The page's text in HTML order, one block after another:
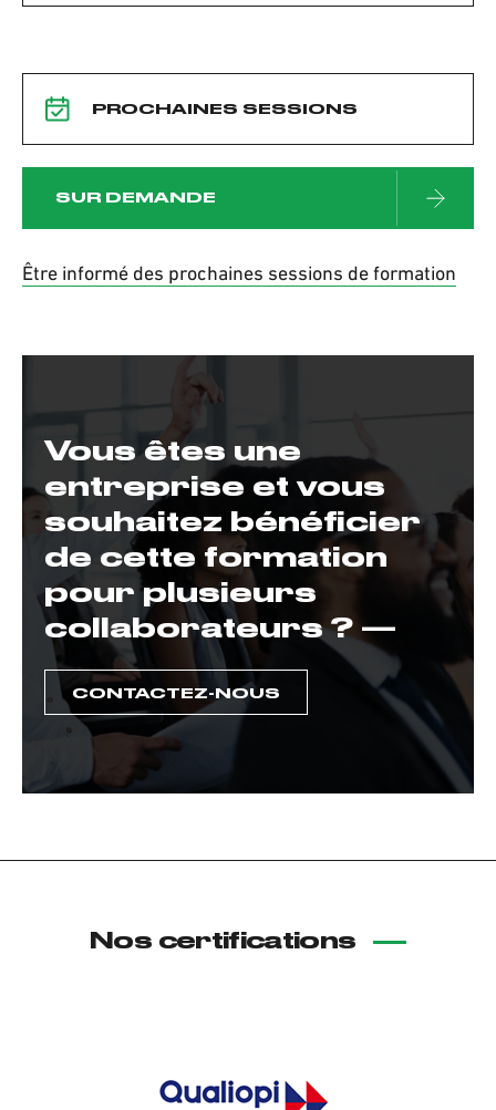
PROCHAINES SESSIONS
SUR DEMANDE
Être informé des prochaines sessions de formation
Vous êtes une
entreprise et vous
souhaitez bénéficier
de cette formation
pour plusieurs
collaborateurs ? —
CONTACTEZ-NOUS
Nos certifications